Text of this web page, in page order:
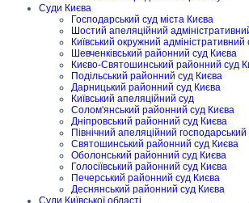
Суди Києва
Господарський суд міста Києва
Шостий апеляційний
Київський окружний адміністративний
Шевченківський районний суд Києва
Києво-Святошинський районний суд
Подільський районний суд Києва
Дарницький районний суд Києва
Київський апеляційний суд
Солом'янський районний суд Києва
Дніпровський районний суд Києва
Північний апеляційний господарський
Святошинський районний суд Києва
Оболонський районний суд Києва
Голосіївський районний суд Києва
Печерський районний суд Києва
Деснянський районний суд Києва
Суди Київської області